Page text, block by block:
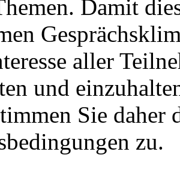
Damit
aller
und
Sie daher
zu.